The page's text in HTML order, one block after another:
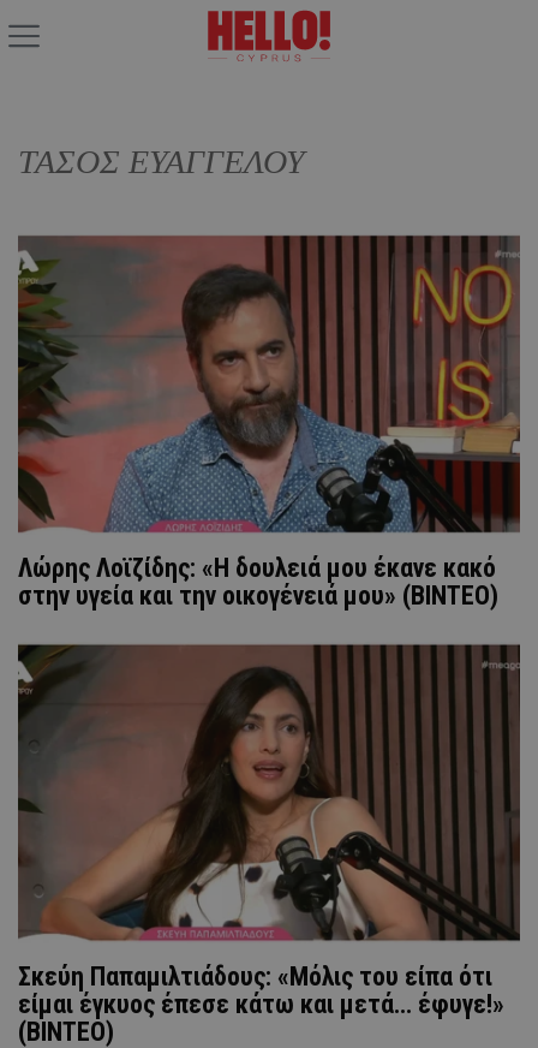
ΤΑΣΟΣ ΕΥΑΓΓΕΛΟΥ
Λώρης Λοϊζίδης: «Η δουλειά μου έκανε κακό
στην υγεία και την οικογένειά μου» (ΒΙΝΤΕΟ)
Σκεύη Παπαμιλτιάδους: «Μόλις του είπα ότι
είμαι έγκυος έπεσε κάτω και μετά... έφυγε!»
(ΒΙΝΤΕΟ)